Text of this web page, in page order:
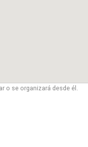
o se organizará desde él.